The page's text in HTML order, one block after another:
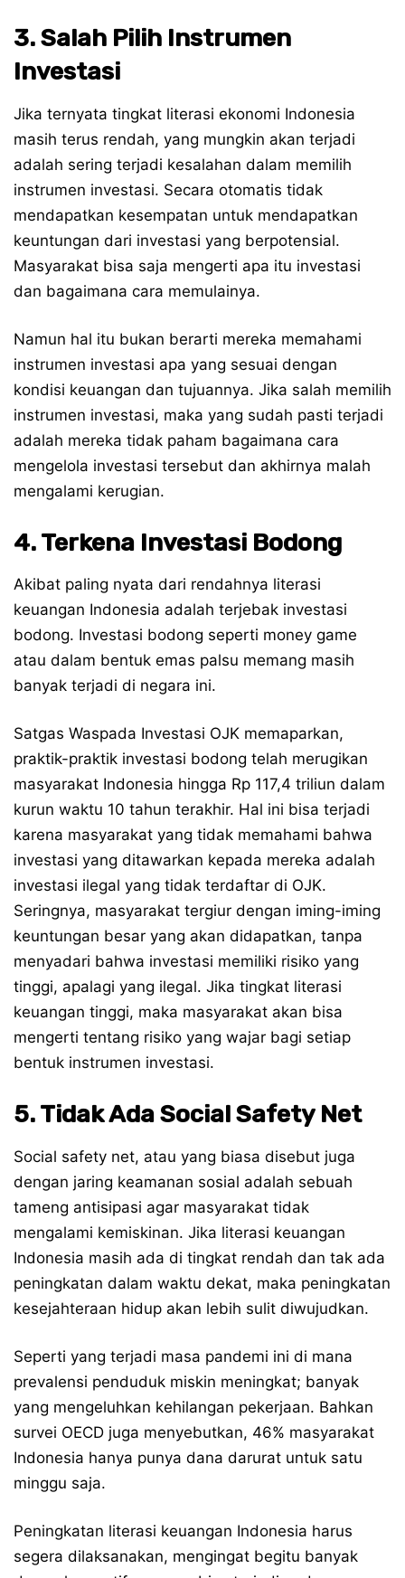
3. Salah Pilih Instrumen
Investasi
Jika ternyata tingkat literasi ekonomi Indonesia
masih terus rendah, yang mungkin akan terjadi
adalah sering terjadi kesalahan dalam memilih
instrumen investasi. Secara otomatis tidak
mendapatkan kesempatan untuk mendapatkan
keuntungan dari investasi yang berpotensial.
Masyarakat bisa saja mengerti apa itu investasi
dan bagaimana cara memulainya.
Namun hal itu bukan berarti mereka memahami
instrumen investasi apa yang sesuai dengan
kondisi keuangan dan tujuannya. Jika salah memilih
instrumen investasi, maka yang sudah pasti terjadi
adalah mereka tidak paham bagaimana cara
mengelola investasi tersebut dan akhirnya malah
mengalami kerugian.
4. Terkena Investasi Bodong
Akibat paling nyata dari rendahnya literasi
keuangan Indonesia adalah terjebak investasi
bodong. Investasi bodong seperti money game
atau dalam bentuk emas palsu memang masih
banyak terjadi di negara ini.
Satgas Waspada Investasi OJK memaparkan,
praktik-praktik investasi bodong telah merugikan
masyarakat Indonesia hingga Rp 117,4 triliun dalam
kurun waktu 10 tahun terakhir. Hal ini bisa terjadi
karena masyarakat yang tidak memahami bahwa
investasi yang ditawarkan kepada mereka adalah
investasi ilegal yang tidak terdaftar di OJK.
Seringnya, masyarakat tergiur dengan iming-iming
keuntungan besar yang akan didapatkan, tanpa
menyadari bahwa investasi memiliki risiko yang
tinggi, apalagi yang ilegal. Jika tingkat literasi
keuangan tinggi, maka masyarakat akan bisa
mengerti tentang risiko yang wajar bagi setiap
bentuk instrumen investasi.
5. Tidak Ada Social Safety Net
Social safety net, atau yang biasa disebut juga
dengan jaring keamanan sosial adalah sebuah
tameng antisipasi agar masyarakat tidak
mengalami kemiskinan. Jika literasi keuangan
Indonesia masih ada di tingkat rendah dan tak ada
peningkatan dalam waktu dekat, maka peningkatan
kesejahteraan hidup akan lebih sulit diwujudkan.
Seperti yang terjadi masa pandemi ini di mana
prevalensi penduduk miskin meningkat; banyak
yang mengeluhkan kehilangan pekerjaan. Bahkan
survei OECD juga menyebutkan, 46% masyarakat
Indonesia hanya punya dana darurat untuk satu
minggu saja.
Peningkatan literasi keuangan Indonesia harus
segera dilaksanakan, mengingat begitu banyak